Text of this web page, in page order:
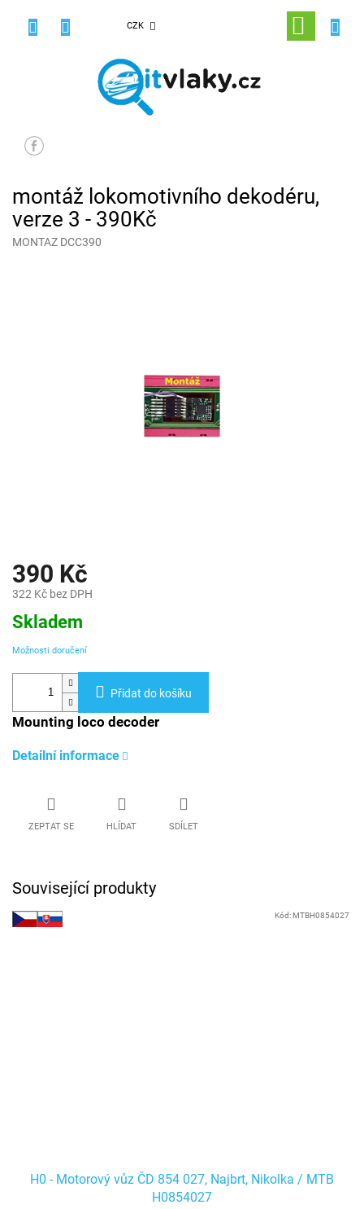
CZK
NÁKUPNÍ
KOŠÍK
montáž lokomotivního dekodéru,
verze 3 - 390Kč
MONTAZ DCC390
390 Kč
322 Kč bez DPH
Měrná
cena:
Skladem
Možnosti doručení
Přidat do košíku
Mounting loco decoder
Detailní informace
ZEPTAT SE HLÍDAT SDÍLET
Související produkty
H0 - Motorový vůz ČD 854 027, Najbrt, Nikolka / MTB
H0854027
Kód:MTBH0854027